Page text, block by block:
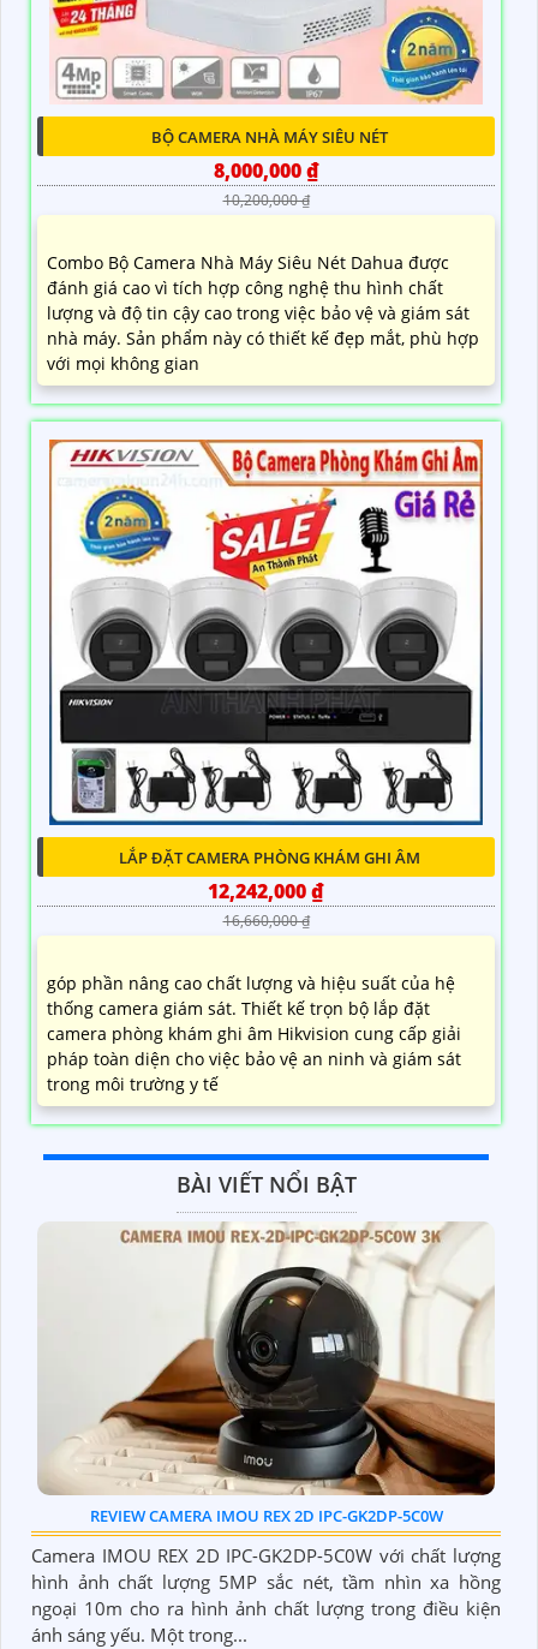
BỘ CAMERA NHÀ MÁY SIÊU NÉT
8,000,000 ₫
10,200,000 ₫
Combo Bộ Camera Nhà Máy Siêu Nét Dahua được
đánh giá cao vì tích hợp công nghệ thu hình chất
lượng và độ tin cậy cao trong việc bảo vệ và giám sát
nhà máy. Sản phẩm này có thiết kế đẹp mắt, phù hợp
với mọi không gian
LẮP ĐẶT CAMERA PHÒNG KHÁM GHI ÂM
12,242,000 ₫
16,660,000 ₫
góp phần nâng cao chất lượng và hiệu suất của hệ
thống camera giám sát. Thiết kế trọn bộ lắp đặt
camera phòng khám ghi âm Hikvision cung cấp giải
pháp toàn diện cho việc bảo vệ an ninh và giám sát
trong môi trường y tế
BÀI VIẾT NỔI BẬT
REVIEW CAMERA IMOU REX 2D IPC-GK2DP-5C0W
Camera IMOU REX 2D IPC-GK2DP-5C0W với chất lượng
hình ảnh chất lượng 5MP sắc nét, tầm nhìn xa hồng
ngoại 10m cho ra hình ảnh chất lượng trong điều kiện
ánh sáng yếu. Một trong...